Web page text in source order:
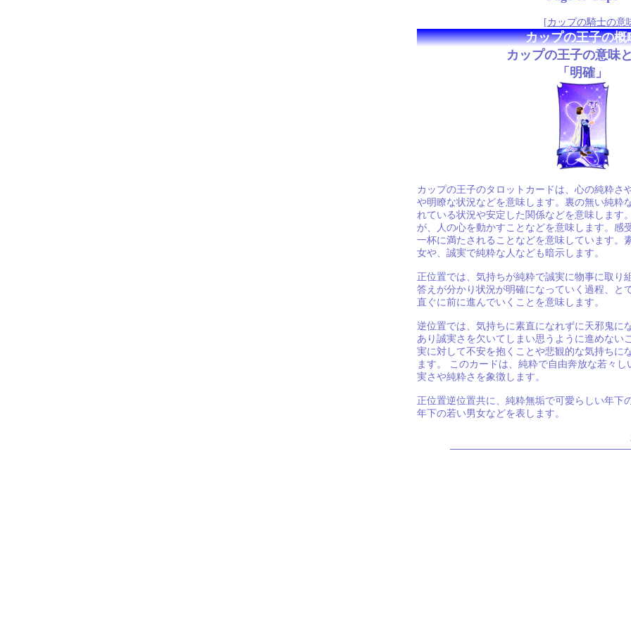
[カップの騎士の意
カップの王子の概
カップの王子の意味
「明確」
カップの王子のタロットカードは、心の純粋さ
や明瞭な状況などを意味します。裏の無い純粋
れている状況や安定した関係などを意味します
が、人の心を動かすことなどを意味します。感
一杯に満たされることなどを意味しています。
女や、誠実で純粋な人なども暗示します。
正位置では、気持ちが純粋で誠実に物事に取り
答えが分かり状況が明確になっていく過程、と
直ぐに前に進んでいくことを意味します。
逆位置では、気持ちに素直になれずに天邪鬼に
あり誠実さを欠いてしまい思うように進めない
実に対して不安を抱くことや悲観的な気持ちに
ます。 このカードは、純粋で自由奔放な若々
実さや純粋さを象徴します。
正位置逆位置共に、純粋無垢で可愛らしい年下
年下の若い男女などを表します。